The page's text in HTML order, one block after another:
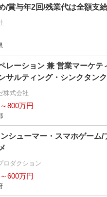
/賞与年2回/残業代は全額支給
レーション 兼 営業マーケテ
サルティング・シンクタンク
株式会社
800万円
シューマー・スマホゲーム/
ロダクション
600万円